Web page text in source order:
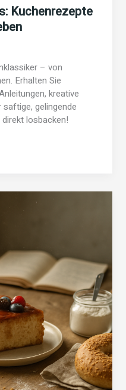
Kuchenrezepte
– von
Erhalten Sie
kreative
gelingende
losbacken!